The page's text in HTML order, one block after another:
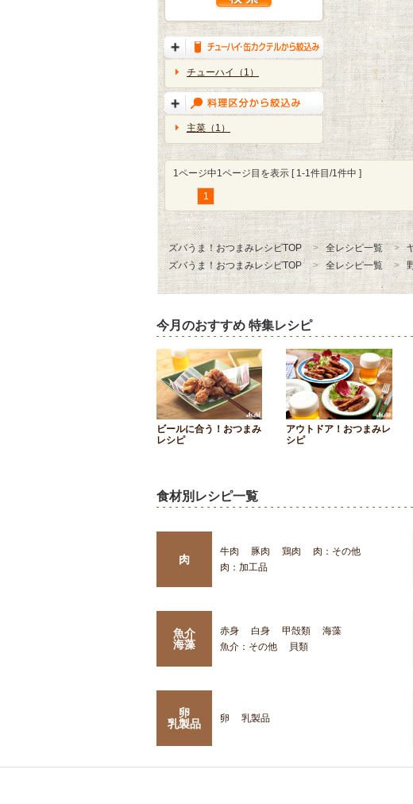
チューハイ（1）
主菜（1）
1ページ中1ページ目を表示 [ 1-1件目/1件中 ]
1
ズバうま！おつまみレシピTOP 全レシピ一覧
ズバうま！おつまみレシピTOP
全レシピ一覧
今月のおすすめ 特集レシピ
ビールに合う！おつまみ
レシピ
アウトドア！おつまみレ
シピ
食材別レシピ一覧
肉
牛肉 豚肉 鶏肉
肉：その他
肉：加工品
魚介
海藻
赤身 白身 甲殻類
海藻
魚介：その他
貝類
卵
乳製品
卵 乳製品